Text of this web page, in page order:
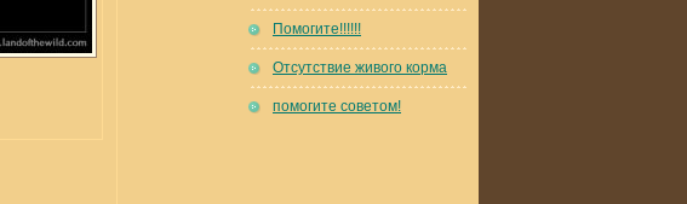
Помогите!!!!!!
Отсутствие живого корма
помогите советом!